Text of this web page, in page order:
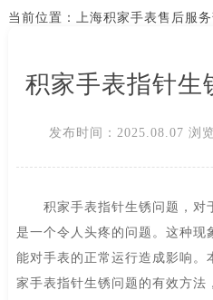
当前位置： 上海积家手表售后服
积家手表指针生
发布时间：2025.08.07 浏
积家手表指针生锈问题，对
是一个令人头疼的问题。这种现
能对手表的正常运行造成影响。
家手表指针生锈问题的有效方法